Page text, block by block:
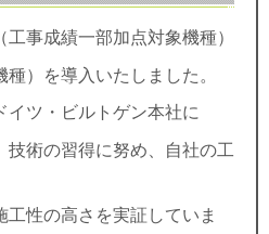
事成績一部加点対象機種）
）を導入いたしました。
イツ・ビルトゲン本社に
技術の習得に努め、自社の工
工性の高さを実証していま